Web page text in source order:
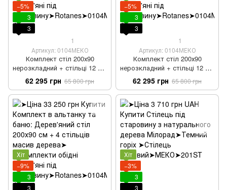
−5%
3
3
1
Артикул: 0104МЕКО
Комплект стіл 200х90
нерозкладний + стільці 12 шт
дерев'яний під старовину
62 295 грн 65 800 грн
−5%
3
3
1
Артикул: 0104МЕКО
Комплект стіл 200х90
нерозкладний + стільці 12 шт
дерев'яний під старовину 2
62 295 грн 65 800 грн
Хіт
−9%
3
3
Хіт
−3%
3
3